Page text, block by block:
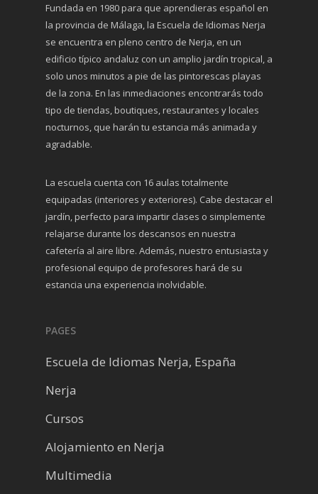
Fundada en 1980 para que aprendieras español en
la provincia de Málaga, la Escuela de Idiomas Nerja
se encuentra en pleno centro de Nerja, en un
edificio típico andaluz con un amplio jardín tropical, a
solo unos minutos a pie de las pintorescas playas
de la zona. En las inmediaciones encontrarás todo
tipo de tiendas, boutiques, restaurantes y locales
nocturnos, que harán tu estancia más animada y
agradable.
La escuela cuenta con 16 aulas totalmente
equipadas (interiores y exteriores). Cabe destacar el
jardín, perfecto para impartir clases o simplemente
relajarse durante los descansos en nuestra
cafetería al aire libre. Además, nuestro entusiasta y
profesional equipo de profesores hará de su
estancia una experiencia inolvidable.
PAGES
Escuela de Idiomas Nerja, España
Nerja
Cursos
Alojamiento en Nerja
Multimedia